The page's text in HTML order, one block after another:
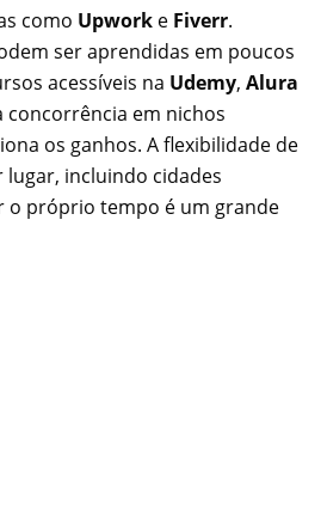
como Upwork e Fiverr.
ser aprendidas em poucos
acessíveis na Udemy, Alura
concorrência em nichos
os ganhos. A flexibilidade de
incluindo cidades
o próprio tempo é um grande